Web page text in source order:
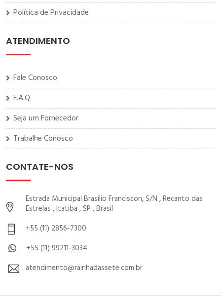
Política de Privacidade
ATENDIMENTO
Fale Conosco
F.A.Q
Seja um Fornecedor
Trabalhe Conosco
CONTATE-NOS
Estrada Municipal Brasílio Franciscon, S/N , Recanto das
Estrelas , Itatiba , SP , Brasil
+55 (11) 2856-7300
+55 (11) 99211-3034
atendimento@rainhadassete.com.br